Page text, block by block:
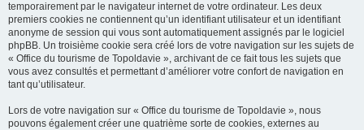
temporairement par le navigateur internet de votre ordinateur. Les deux
premiers cookies ne contiennent qu’un identifiant utilisateur et un identifiant
anonyme de session qui vous sont automatiquement assignés par le logiciel
phpBB. Un troisième cookie sera créé lors de votre navigation sur les sujets de
« Office du tourisme de Topoldavie », archivant de ce fait tous les sujets que
vous avez consultés et permettant d’améliorer votre confort de navigation en
tant qu’utilisateur.
Lors de votre navigation sur « Office du tourisme de Topoldavie », nous
pouvons également créer une quatrième sorte de cookies, externes au